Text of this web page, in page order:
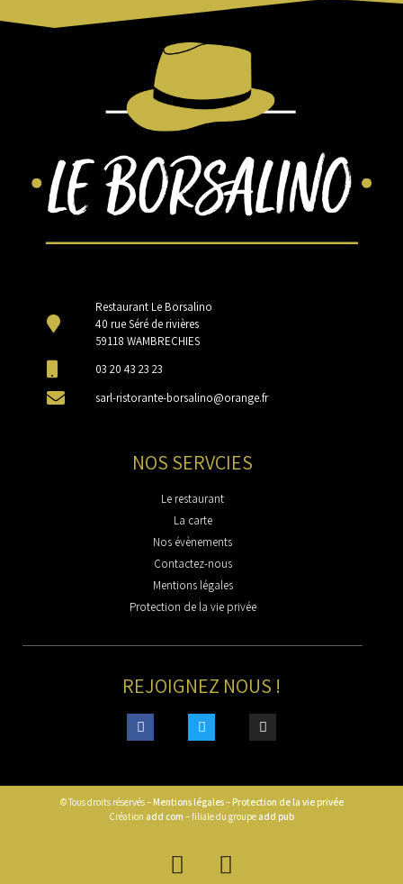
Restaurant Le Borsalino
40 rue Séré de rivières
59118 WAMBRECHIES
03 20 43 23 23
sarl-ristorante-borsalino@orange.fr
NOS SERVCIES
Le restaurant
La carte
Nos évènements
Contactez-nous
Mentions légales
Protection de la vie privée
REJOIGNEZ NOUS !
© Tous droits réservés –Mentions légales–Protection de la vie privée
Création add com – filiale du groupe add pub